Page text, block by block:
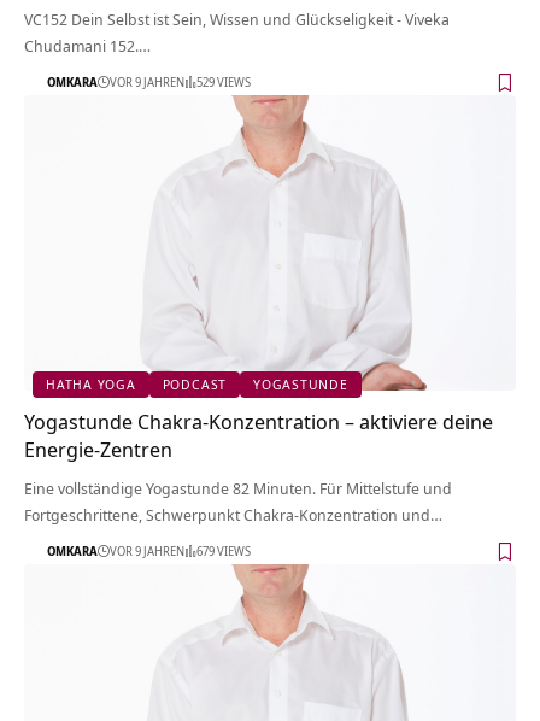
VC152 Dein Selbst ist Sein, Wissen und Glückseligkeit - Viveka
Chudamani 152.…
OMKARA VOR 9 JAHREN 529 VIEWS
HATHA YOGA PODCAST YOGASTUNDE
Yogastunde Chakra-Konzentration – aktiviere deine
Energie-Zentren
Eine vollständige Yogastunde 82 Minuten. Für Mittelstufe und
Fortgeschrittene, Schwerpunkt Chakra-Konzentration und…
OMKARA VOR 9 JAHREN 679 VIEWS